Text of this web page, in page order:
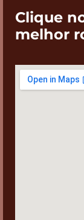
Clique
melhor